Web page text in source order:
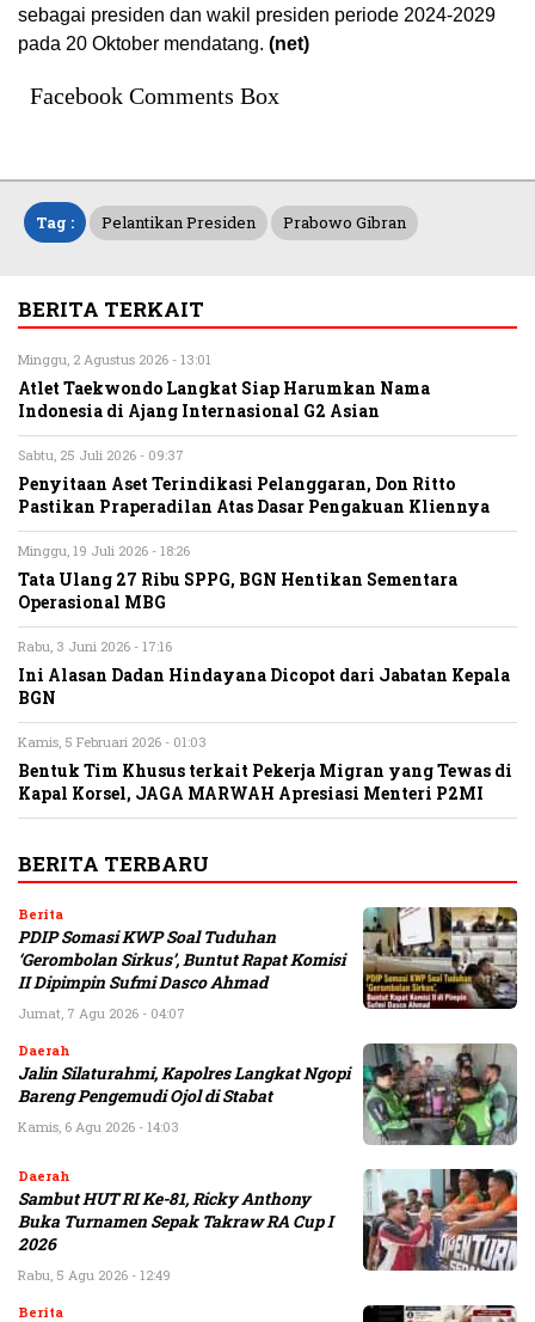
sebagai presiden dan wakil presiden periode 2024-2029
pada 20 Oktober mendatang. (net)
Facebook Comments Box
Tag : Pelantikan Presiden Prabowo Gibran
BERITA TERKAIT
Minggu, 2 Agustus 2026 - 13:01
Atlet Taekwondo Langkat Siap Harumkan Nama
Indonesia di Ajang Internasional G2 Asian
Sabtu, 25 Juli 2026 - 09:37
Penyitaan Aset Terindikasi Pelanggaran, Don Ritto
Pastikan Praperadilan Atas Dasar Pengakuan Kliennya
Minggu, 19 Juli 2026 - 18:26
Tata Ulang 27 Ribu SPPG, BGN Hentikan Sementara
Operasional MBG
Rabu, 3 Juni 2026 - 17:16
Ini Alasan Dadan Hindayana Dicopot dari Jabatan Kepala
BGN
Kamis, 5 Februari 2026 - 01:03
Bentuk Tim Khusus terkait Pekerja Migran yang Tewas di
Kapal Korsel, JAGA MARWAH Apresiasi Menteri P2MI
BERITA TERBARU
Berita
PDIP Somasi KWP Soal Tuduhan
‘Gerombolan Sirkus’, Buntut Rapat Komisi
II Dipimpin Sufmi Dasco Ahmad
Jumat, 7 Agu 2026 - 04:07
Daerah
Jalin Silaturahmi, Kapolres Langkat Ngopi
Bareng Pengemudi Ojol di Stabat
Kamis, 6 Agu 2026 - 14:03
Daerah
Sambut HUT RI Ke-81, Ricky Anthony
Buka Turnamen Sepak Takraw RA Cup I
2026
Rabu, 5 Agu 2026 - 12:49
Berita